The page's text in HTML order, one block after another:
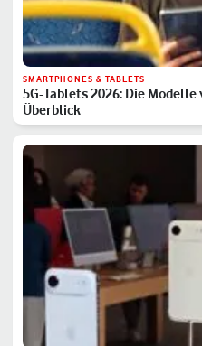
SMARTPHONES & TABLETS
5G-Tablets 2026: Die Modelle
Überblick